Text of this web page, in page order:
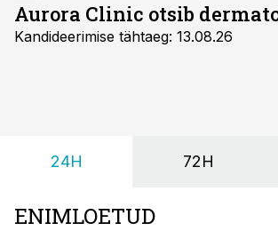
Aurora Clinic otsib
Kandideerimise tähtaeg: 13.08.26
24H 72H
ENIMLOETUD